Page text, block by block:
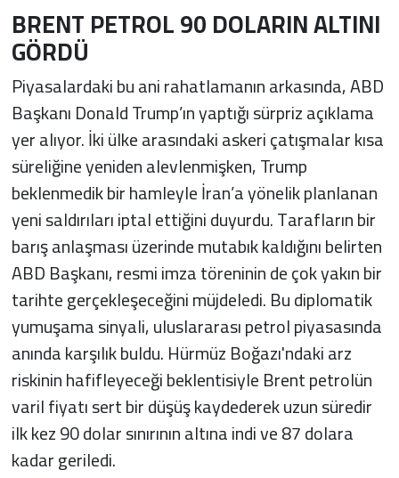
BRENT PETROL 90 DOLARIN ALTINI
GÖRDÜ
Piyasalardaki bu ani rahatlamanın arkasında, ABD
Başkanı Donald Trump’ın yaptığı sürpriz açıklama
yer alıyor. İki ülke arasındaki askeri çatışmalar kısa
süreliğine yeniden alevlenmişken, Trump
beklenmedik bir hamleyle İran’a yönelik planlanan
yeni saldırıları iptal ettiğini duyurdu. Tarafların bir
barış anlaşması üzerinde mutabık kaldığını belirten
ABD Başkanı, resmi imza töreninin de çok yakın bir
tarihte gerçekleşeceğini müjdeledi. Bu diplomatik
yumuşama sinyali, uluslararası petrol piyasasında
anında karşılık buldu. Hürmüz Boğazı'ndaki arz
riskinin hafifleyeceği beklentisiyle Brent petrolün
varil fiyatı sert bir düşüş kaydederek uzun süredir
ilk kez 90 dolar sınırının altına indi ve 87 dolara
kadar geriledi.